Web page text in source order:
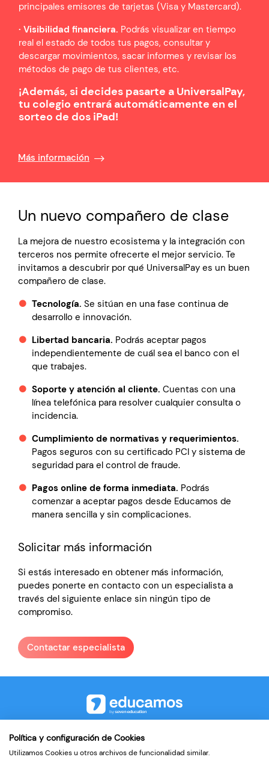
principales emisores de tarjetas (Visa y Mastercard).
· Visibilidad financiera. Podrás visualizar en tiempo
real el estado de todos tus pagos, consultar y
descargar movimientos, sacar informes y revisar los
métodos de pago de tus clientes, etc.
¡Además, si decides pasarte a UniversalPay,
tu colegio entrará automáticamente en el
sorteo de dos iPad!
Más información
Un nuevo compañero de clase
La mejora de nuestro ecosistema y la integración con
terceros nos permite ofrecerte el mejor servicio. Te
invitamos a descubrir por qué UniversalPay es un buen
compañero de clase.
Tecnología. Se sitúan en una fase continua de
desarrollo e innovación.
Libertad bancaria. Podrás aceptar pagos
independientemente de cuál sea el banco con el
que trabajes.
Soporte y atención al cliente. Cuentas con una
línea telefónica para resolver cualquier consulta o
incidencia.
Cumplimiento de normativas y requerimientos.
Pagos seguros con su certificado PCI y sistema de
seguridad para el control de fraude.
Pagos online de forma inmediata. Podrás
comenzar a aceptar pagos desde Educamos de
manera sencilla y sin complicaciones.
Solicitar más información
Si estás interesado en obtener más información,
puedes ponerte en contacto con un especialista a
través del siguiente enlace sin ningún tipo de
compromiso.
Contactar especialista
Política y configuración de Cookies
Utilizamos Cookies u otros archivos de funcionalidad similar.